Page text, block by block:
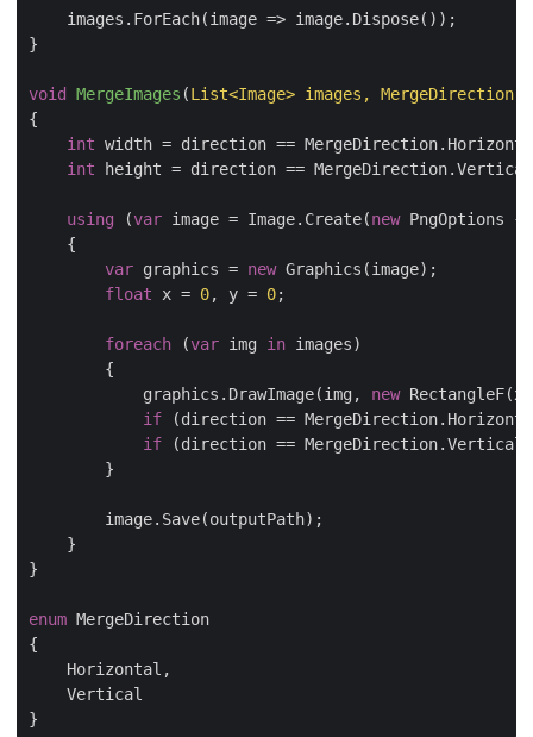
void MergeImages (List<Image> images,
int
int
using (var image = Image.Create(new PngOptions {
var graphics = new
float x = 0, y = 0
foreach (var img in
            graphics.DrawImage(img,
new
if
if
enum